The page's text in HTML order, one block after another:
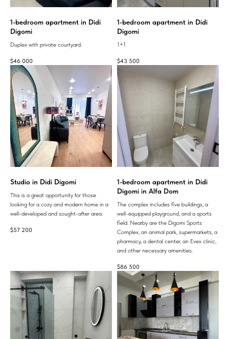
1-bedroom apartment in Didi
Digomi
Duplex with private courtyard.
$46 000
1-bedroom apartment in Didi
Digomi
1+1
$43 500
Studio in Didi Digomi
This is a great opportunity for those
looking for a cozy and modern home in a
well-developed and sought-after area.
$57 200
1-bedroom apartment in Didi
Digomi in Alfa Dom
The complex includes five buildings, a
well-equipped playground, and a sports
field. Nearby are the Digomi Sports
Complex, an animal park, supermarkets, a
pharmacy, a dental center, an Evex clinic,
and other necessary amenities.
$86 500